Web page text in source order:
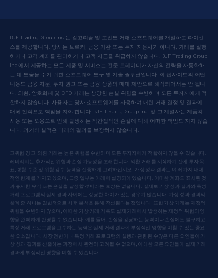
BJF Trading Group Inc.는 알고리즘 및 고빈도 거래 소프트웨어를 개발하고 라이선
스를 제공합니다. 당사는 브로커, 금융 기관 또는 투자 자문사가 아니며, 거래를 실행
하거나 고객 계좌를 관리하거나 고객 자금을 취급하지 않습니다. BJF Trading Group
Inc.에서 제공하는 모든 제품 및 서비스는 전문 트레이더가 자신의 전략을 자동화하
는 데 도움을 주기 위한 소프트웨어 도구 및 기술 솔루션입니다. 이 웹사이트의 어떤
내용도 금융 자문, 투자 권고 또는 금융 상품의 매매 제안으로 해석되어서는 안 됩니
다. 외환, 암호화폐 및 CFD 거래는 상당한 손실 위험을 수반하며 모든 투자자에게 적
합하지 않습니다. 사용자는 당사 소프트웨어를 사용하여 내린 거래 결정 및 결과에
대해 전적으로 책임을 져야 합니다. BJF Trading Group Inc. 및 그 계열사는 제품의
사용 또는 오용으로 인해 발생하는 직간접적인 손실에 대해 어떠한 책임도 지지 않습
니다. 과거의 실적은 미래의 결과를 보장하지 않습니다.
고위험 경고: 외환 거래는 높은 위험을 수반하며 모든 투자자에게 적합하지 않을 수 있습니다.
레버리지는 추가적인 위험과 손실 가능성을 초래합니다. 외환 거래를 시작하기 전에 투자 목
표, 경험 수준 및 위험 감수 능력을 신중하게 고려하십시오. 가상 성과 결과는 여러 가지 내재
적인 한계를 가지고 있으며, 그중 일부는 아래에 설명되어 있습니다. 어떠한 계좌도 표시된 것
과 유사한 수익 또는 손실을 달성할 것이라는 보장은 없습니다. 실제로 가상 성과 결과와 특정
거래 프로그램의 실제 결과 사이에는 상당한 차이가 있는 경우가 많습니다. 가상 성과 결과의
한계 중 하나는 일반적으로 사후 분석을 통해 작성된다는 점입니다. 또한 가상 거래는 재정적
위험을 수반하지 않으며, 어떠한 가상 거래 기록도 실제 거래에서 발생하는 재정적 위험의 영
향을 완벽하게 반영할 수 없습니다. 예를 들어, 손실을 감당하는 능력이나 손실에도 불구하고
특정 거래 프로그램을 고수하는 능력은 실제 거래 결과에 부정적인 영향을 미칠 수 있는 중요
한 요소입니다. 시장 전반이나 특정 거래 프로그램의 실행과 관련된 수많은 다른 요인들이 가
상 성과 결과를 산출하는 과정에서 완전히 고려될 ​​수 없으며, 이러한 모든 요인들이 실제 거래
결과에 부정적인 영향을 미칠 수 있습니다.